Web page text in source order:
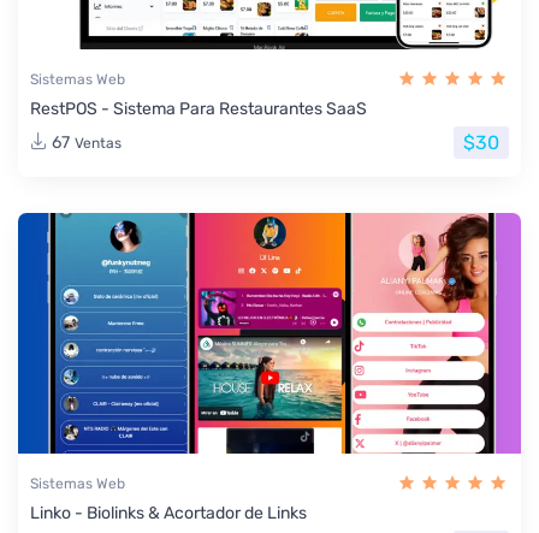
Sistemas Web
RestPOS - Sistema Para Restaurantes SaaS
67 Ventas $30
Sistemas Web
Linko - Biolinks & Acortador de Links